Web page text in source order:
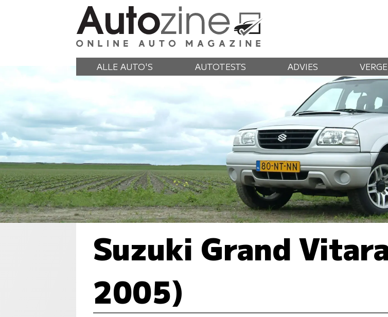
ALLE AUTO'S AUTOTESTS ADVIES
Suzuki Grand
2005)